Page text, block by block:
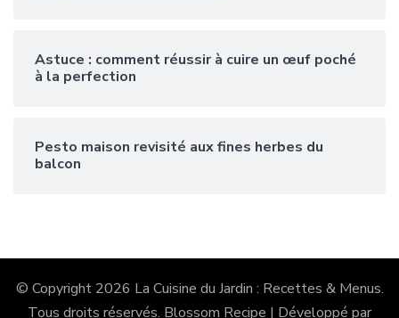
Astuce : comment réussir à cuire un œuf poché
à la perfection
Pesto maison revisité aux fines herbes du
balcon
© Copyright 2026 La Cuisine du Jardin : Recettes & Menus.
Tous droits réservés. Blossom Recipe | Développé par